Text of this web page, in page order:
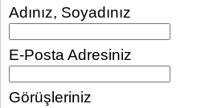
Adınız, Soyadınız
E-Posta Adresiniz
Görüşleriniz